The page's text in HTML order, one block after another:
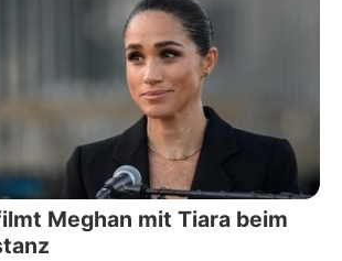
Meghan mit Tiara beim